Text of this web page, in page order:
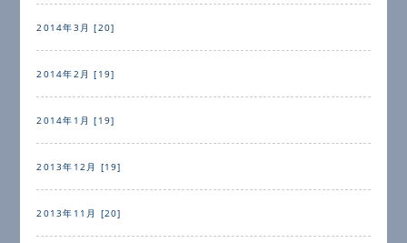
2014年3月 [20]
2014年2月 [19]
2014年1月 [19]
2013年12月 [19]
2013年11月 [20]